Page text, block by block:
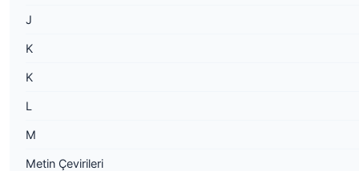
J
K
K
L
M
Metin Çevirileri